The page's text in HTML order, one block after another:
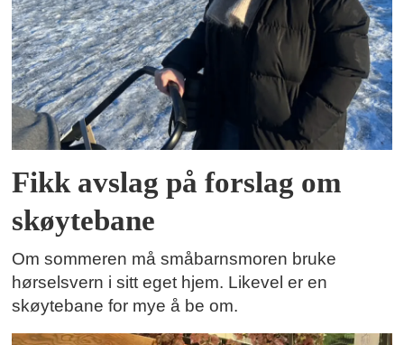
Fikk avslag på forslag om
skøytebane
Om sommeren må småbarnsmoren bruke
hørselsvern i sitt eget hjem. Likevel er en
skøytebane for mye å be om.